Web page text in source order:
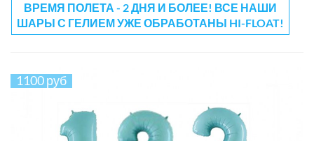
ВРЕМЯ ПОЛЕТА - 2 ДНЯ И БОЛЕЕ! ВСЕ НАШИ
ШАРЫ С ГЕЛИЕМ УЖЕ ОБРАБОТАНЫ HI-FLOAT!
1100 руб